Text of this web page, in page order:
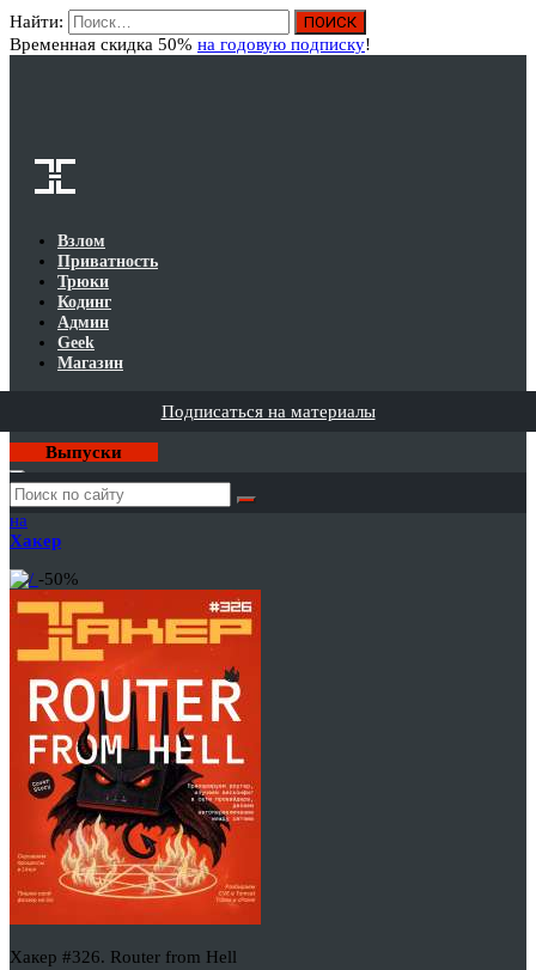
Найти:
Временная скидка 50% на годовую подписку!
Взлом
Приватность
Трюки
Кодинг
Админ
Geek
Магазин
Подписаться на материалы
Выпуски
Годовая
подписка
на
Хакер
-50%
Хакер #326. Router from Hell